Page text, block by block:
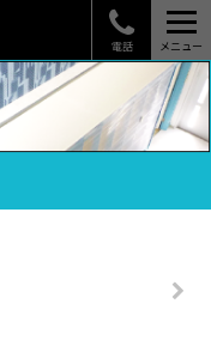
電話 メニュー